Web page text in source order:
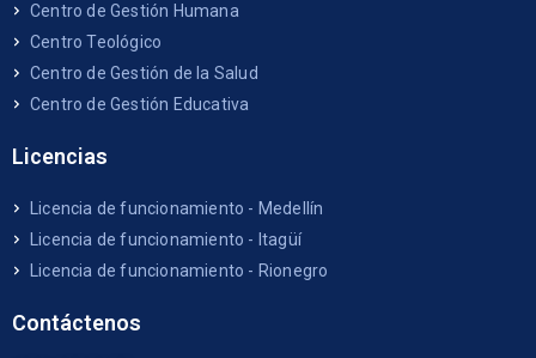
Centro de Gestión Humana
Centro Teológico
Centro de Gestión de la Salud
Centro de Gestión Educativa
Licencias
Licencia de funcionamiento - Medellín
Licencia de funcionamiento - Itagüí
Licencia de funcionamiento - Rionegro
Contáctenos